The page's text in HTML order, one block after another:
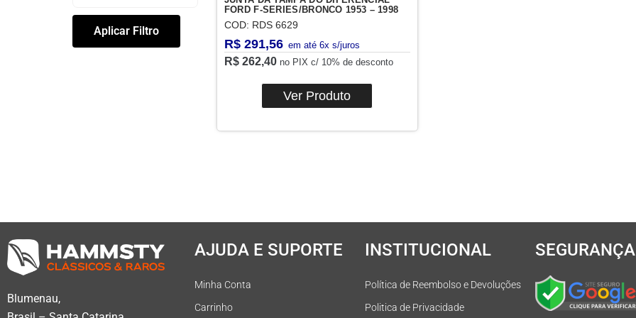
Aplicar Filtro
FORD F-SERIES/BRONCO 1953 – 1998
COD: RDS 6629
R$291,56
R$262,40 no PIX c/ 10% de desconto
Ver Produto
Blumenau,
AJUDA E SUPORTE
Minha Conta
Carrinho
INSTITUCIONAL
Política de Reembolso e Devoluções
Politica de Privacidade
SEGURANÇA